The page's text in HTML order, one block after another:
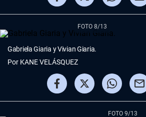
FOTO 8/13
Por KANE VELÁSQUEZ
Gabriela Giaria y Vivian Giaria.
FOTO 9/13